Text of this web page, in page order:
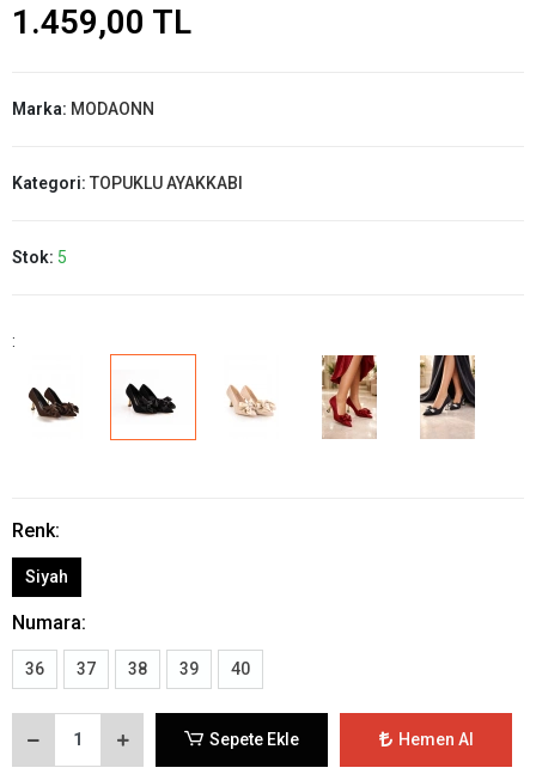
1.459,00 TL
Marka: MODAONN
Kategori: TOPUKLU AYAKKABI
Stok: 5
:
Renk:
Siyah
Numara:
36 37 38 39 40
Sepete Ekle Hemen Al